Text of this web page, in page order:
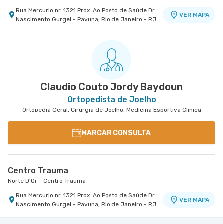
Rua Mercurio nr. 1321 Prox. Ao Posto de Saúde Dr
Nascimento Gurgel - Pavuna, Rio de Janeiro - RJ
VER MAPA
Claudio Couto Jordy Baydoun
Ortopedista de Joelho
Ortopedia Geral, Cirurgia de Joelho, Medicina Esportiva Clinica
MARCAR CONSULTA
Centro Trauma
Norte D'Or - Centro Trauma
Rua Mercurio nr. 1321 Prox. Ao Posto de Saúde Dr
Nascimento Gurgel - Pavuna, Rio de Janeiro - RJ
VER MAPA